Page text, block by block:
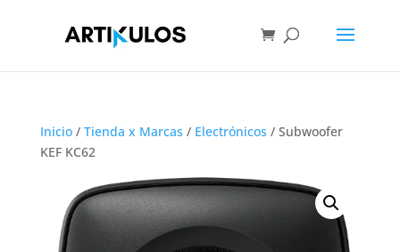
Inicio/ Tienda x Marcas / Electrónicos / Subwoofer
KEF KC62